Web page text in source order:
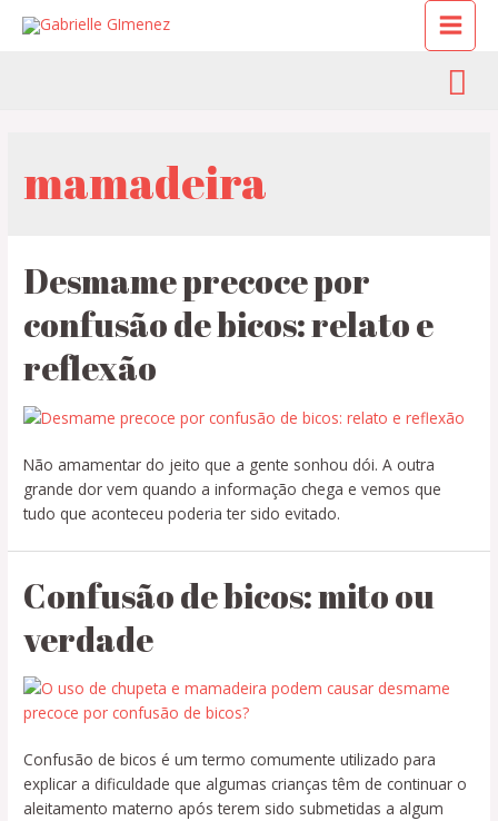
mamadeira
Desmame precoce por
confusão de bicos: relato e
reflexão
Não amamentar do jeito que a gente sonhou dói. A outra
grande dor vem quando a informação chega e vemos que
tudo que aconteceu poderia ter sido evitado.
Confusão de bicos: mito ou
verdade
Confusão de bicos é um termo comumente utilizado para
explicar a dificuldade que algumas crianças têm de continuar o
aleitamento materno após terem sido submetidas a algum